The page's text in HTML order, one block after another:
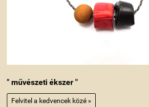
" művészeti ékszer "
Felvitel a kedvencek közé »